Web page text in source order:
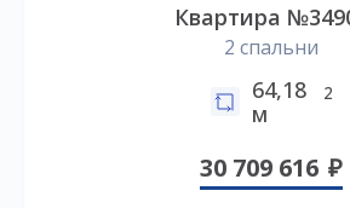
Квартира
2 спальни
64,18
м
2
30 709 616